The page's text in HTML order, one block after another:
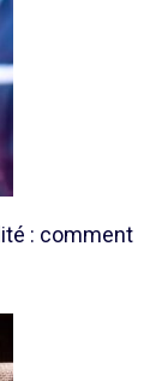
: comment